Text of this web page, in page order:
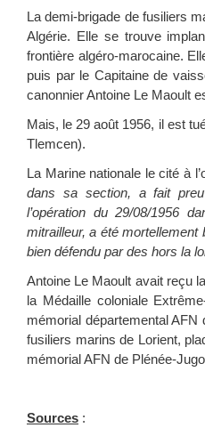
La demi-brigade de fusiliers
Algérie. Elle se trouve
frontière algéro-marocaine.
puis par le Capitaine de
canonnier Antoine Le Maoult
Mais, le 29 août 1956, il est
Tlemcen).
La Marine nationale le cité à
dans sa section, a fait
l’opération du 29/08/1956
mitrailleur, a été mortellement
bien défendu par des hors la
Antoine Le Maoult avait reçu
la Médaille coloniale
mémorial départemental
fusiliers marins de Lorient,
mémorial AFN de Plénée-
Sources :